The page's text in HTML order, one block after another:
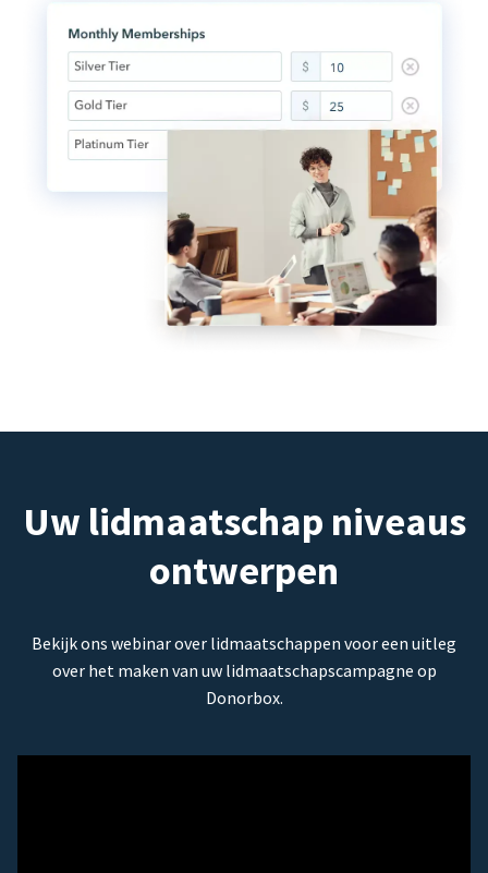
Uw lidmaatschap niveaus
ontwerpen
Bekijk ons webinar over lidmaatschappen voor een uitleg
over het maken van uw lidmaatschapscampagne op
Donorbox.